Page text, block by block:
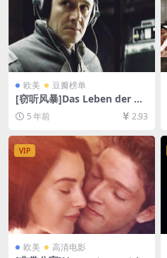
欧美 豆瓣榜单
[窃听风暴]Das Leben der An
deren (2006)[百度网盘+夸克
网盘+迅雷云盘资源1080P超
清未删减][MP4/8.7GB][原声
中字]
5 年前 2.93
VIP
欧美 高清电影